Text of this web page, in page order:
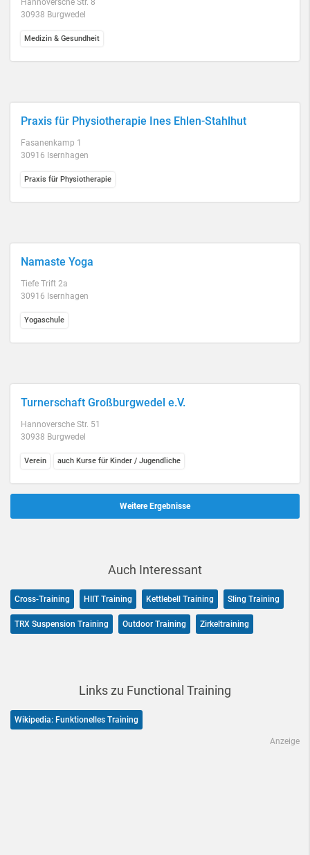
Hannoversche Str. 8
30938 Burgwedel
Medizin & Gesundheit
Praxis für Physiotherapie Ines Ehlen-Stahlhut
Fasanenkamp 1
30916 Isernhagen
Praxis für Physiotherapie
Namaste Yoga
Tiefe Trift 2a
30916 Isernhagen
Yogaschule
Turnerschaft Großburgwedel e.V.
Hannoversche Str. 51
30938 Burgwedel
Verein auch Kurse für Kinder / Jugendliche
Weitere Ergebnisse
Auch Interessant
Cross-Training HIIT Training Kettlebell Training Sling Training
TRX Suspension Training Outdoor Training Zirkeltraining
Links zu Functional Training
Wikipedia: Funktionelles Training
Anzeige